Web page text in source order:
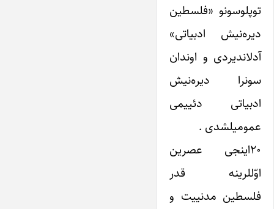
توپلوسونو «فلسطین
دیره‌نیش ادبیاتی»
آدلاندیردی و اوندان
سونرا دیره‌نیش
ادبیاتی دئییمی
عمومیلشدی .
۲۰اینجی عصرین
اوّللرینه قدر
فلسطین مدنییت و